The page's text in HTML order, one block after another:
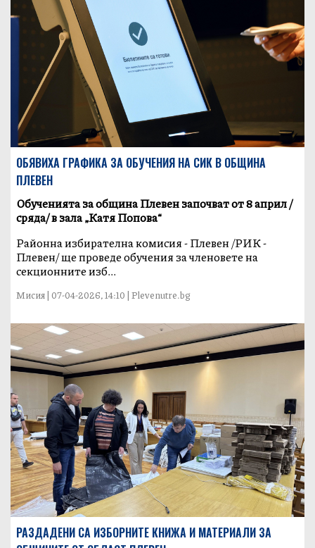
ОБЯВИХА ГРАФИКА ЗА ОБУЧЕНИЯ НА СИК В ОБЩИНА
ПЛЕВЕН
Обученията за община Плевен започват от 8 април /
сряда/ в зала „Катя Попова“
Районна избирателна комисия - Плевен /РИК -
Плевен/ ще проведе обучения за членовете на
секционните изб...
Мисия | 07-04-2026, 14:10 | Plevenutre.bg
РАЗДАДЕНИ СА ИЗБОРНИТЕ КНИЖА И МАТЕРИАЛИ ЗА